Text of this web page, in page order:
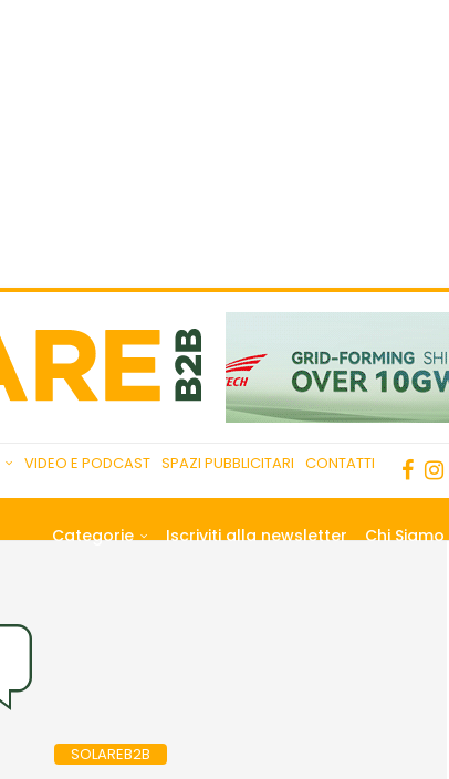
VIDEO E PODCAST SPAZI PUBBLICITARI CONTATTI
Categorie Iscriviti alla newsletter Chi Siamo
SOLAREB2B